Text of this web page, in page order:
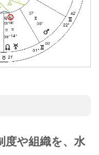
度や組織を、水